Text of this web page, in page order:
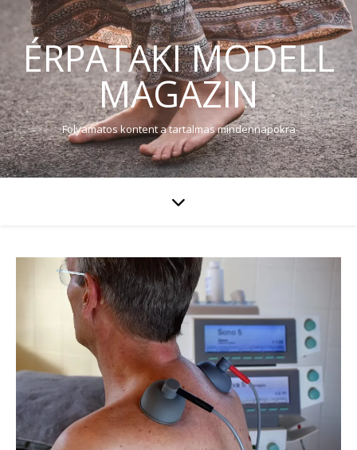
ÉRPATAKI MODELL
MAGAZIN
Folyamatos kontent a tartalmas mindennapokra